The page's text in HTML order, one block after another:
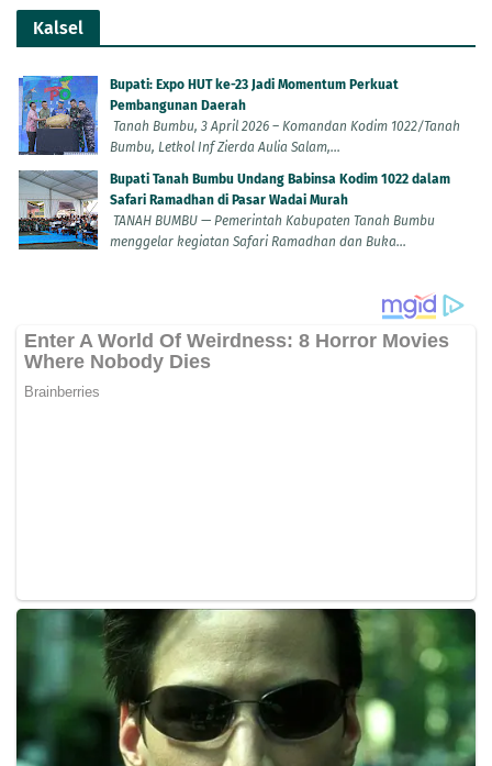
Kalsel
Bupati: Expo HUT ke-23 Jadi Momentum Perkuat
Pembangunan Daerah
Tanah Bumbu, 3 April 2026 – Komandan Kodim 1022/Tanah
Bumbu, Letkol Inf Zierda Aulia Salam,...
Bupati Tanah Bumbu Undang Babinsa Kodim 1022 dalam
Safari Ramadhan di Pasar Wadai Murah
TANAH BUMBU — Pemerintah Kabupaten Tanah Bumbu
menggelar kegiatan Safari Ramadhan dan Buka...